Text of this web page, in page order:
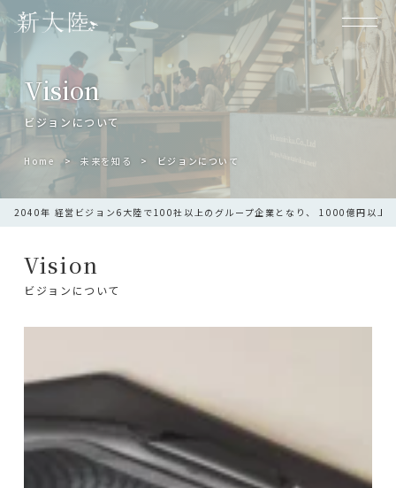
Vision
ビジョンについて
Home 未来を知る ビジョンについて
2040年 経営ビジョン 6大陸で100社以上のグループ企業となり、 1000億円以上
Vision
ビジョンについて